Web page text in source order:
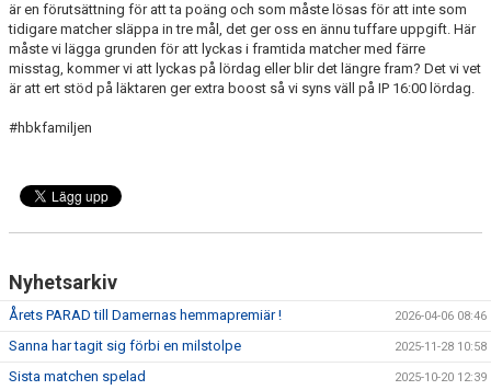
är en förutsättning för att ta poäng och som måste lösas för att inte som
tidigare matcher släppa in tre mål, det ger oss en ännu tuffare uppgift. Här
måste vi lägga grunden för att lyckas i framtida matcher med färre
misstag, kommer vi att lyckas på lördag eller blir det längre fram? Det vi vet
är att ert stöd på läktaren ger extra boost så vi syns väll på IP 16:00 lördag.
#hbkfamiljen
Nyhetsarkiv
Årets PARAD till Damernas hemmapremiär ! 2026-04-06 08:46
Sanna har tagit sig förbi en milstolpe 2025-11-28 10:58
Sista matchen spelad 2025-10-20 12:39